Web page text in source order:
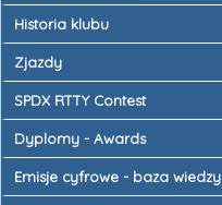
Historia klubu
Zjazdy
SPDX RTTY Contest
Dyplomy - Awards
Emisje cyfrowe - baza wiedzy